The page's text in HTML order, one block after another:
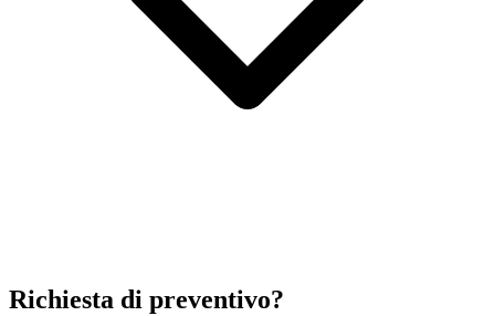
Richiesta di preventivo?